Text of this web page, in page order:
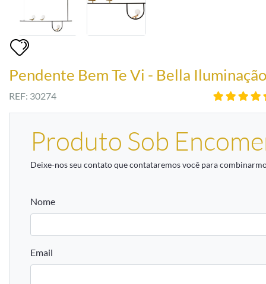
Pendente Bem Te Vi - Bella Iluminação
REF: 30274
Produto Sob
Deixe-nos seu contato que contataremos você para
Nome
Email